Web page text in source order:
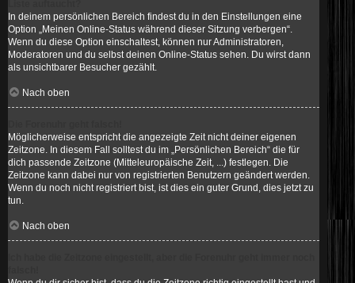
In deinem persönlichen Bereich findest du in den Einstellungen eine
Option „Meinen Online-Status während dieser Sitzung verbergen“.
Wenn du diese Option einschaltest, können nur Administratoren,
Moderatoren und du selbst deinen Online-Status sehen. Du wirst dann
als unsichtbarer Besucher gezählt.
Nach oben
Möglicherweise entspricht die angezeigte Zeit nicht deiner eigenen
Zeitzone. In diesem Fall solltest du im „Persönlichen Bereich“ die für
dich passende Zeitzone (Mitteleuropäische Zeit, ...) festlegen. Die
Zeitzone kann dabei nur von registrierten Benutzern geändert werden.
Wenn du noch nicht registriert bist, ist dies ein guter Grund, dies jetzt zu
tun.
Nach oben